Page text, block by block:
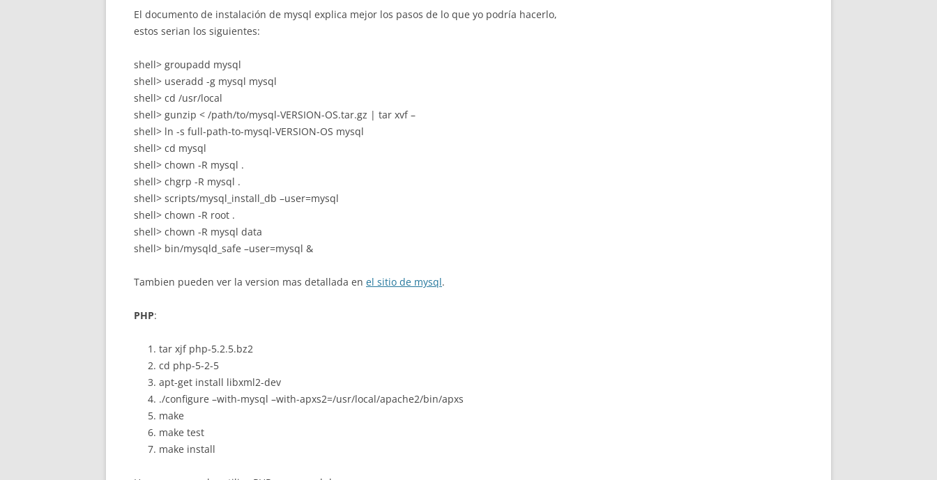
El documento de instalación de mysql explica mejor los pasos de lo que yo podría hacerlo,
estos serian los siguientes:
shell> groupadd mysql
shell> useradd -g mysql mysql
shell> cd /usr/local
shell> gunzip < /path/to/mysql-VERSION-OS.tar.gz | tar xvf –
shell> ln -s full-path-to-mysql-VERSION-OS mysql
shell> cd mysql
shell> chown -R mysql .
shell> chgrp -R mysql .
shell> scripts/mysql_install_db –user=mysql
shell> chown -R root .
shell> chown -R mysql data
shell> bin/mysqld_safe –user=mysql &
Tambien pueden ver la version mas detallada en el sitio de mysql.
PHP:
tar xjf php-5.2.5.bz2
cd php-5-2-5
apt-get install libxml2-dev
./configure –with-mysql –with-apxs2=/usr/local/apache2/bin/apxs
make
make test
make install